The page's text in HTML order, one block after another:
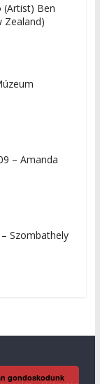
(Artist) Ben
Zealand)
– Amanda
Szombathely
gondoskodunk